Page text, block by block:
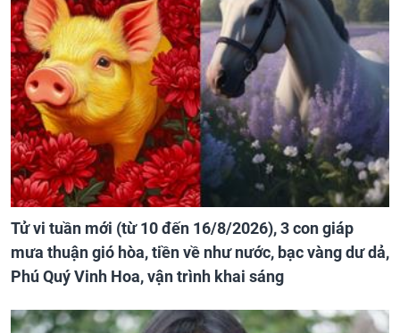
Tử vi tuần mới (từ 10 đến 16/8/2026), 3 con giáp
mưa thuận gió hòa, tiền về như nước, bạc vàng dư dả,
Phú Quý Vinh Hoa, vận trình khai sáng